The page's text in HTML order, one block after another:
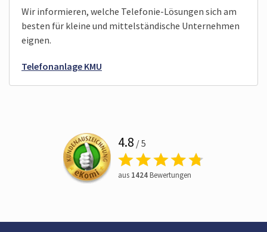
Wir informieren, welche Telefonie-Lösungen sich am
besten für kleine und mittelständische Unternehmen
eignen.
Telefonanlage KMU
4.8 / 5
aus 1424Bewertungen